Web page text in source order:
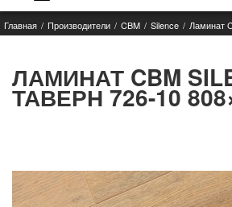
Каталог
Укладка
Покупателям
Главная Производители CBM Silence Ламинат
ЛАМИНАТ CBM
ТАВЕРН 726-10